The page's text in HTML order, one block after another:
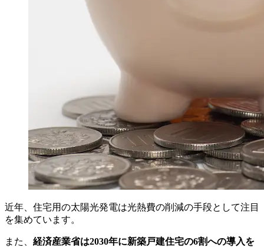
近年、住宅用の太陽光発電は光熱費の削減の手段として注目
を集めています。
また、 経済産業省は2030年に新築戸建住宅の6割への導入を